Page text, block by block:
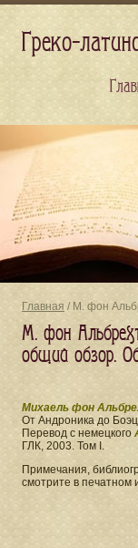
Главная / М. фон
М. фон
общий обзор.
Михаель фон
От Андроника до
Перевод с немецкого
ГЛК, 2003. Том I.
Примечания,
смотрите в печатном
Греко-